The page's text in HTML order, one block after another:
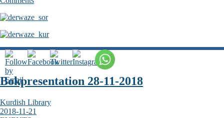
Bokpresentation 28-11-2018
Kurdish Library
2018-11-21